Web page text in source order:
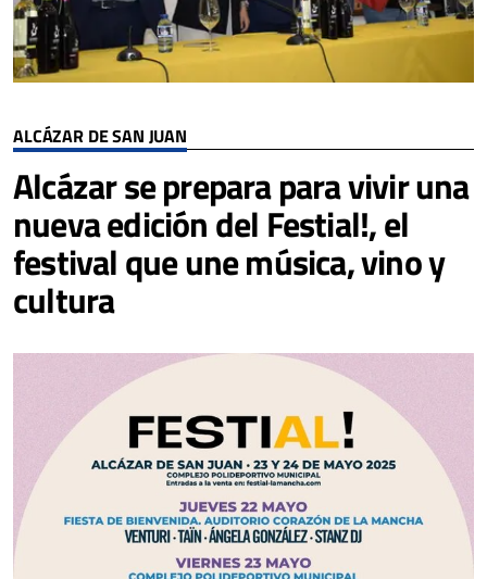
ALCÁZAR DE SAN JUAN
Alcázar se prepara para vivir una
nueva edición del Festial!, el
festival que une música, vino y
cultura